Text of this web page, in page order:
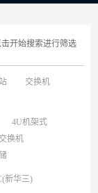
开始搜索进行筛选
交换机
4U机架式
换机
新华三)